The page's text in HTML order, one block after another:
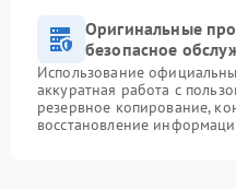
Оригинальные
безопасное
Использование
аккуратная работа с
резервное копирование,
восстановление